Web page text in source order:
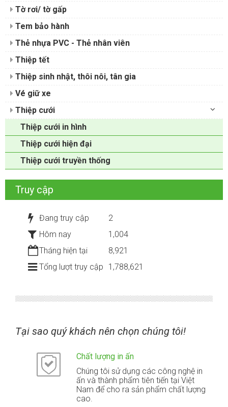
Tờ rơi/ tờ gấp
Tem bảo hành
Thẻ nhựa PVC - Thẻ nhân viên
Thiệp tết
Thiệp sinh nhật, thôi nôi, tân gia
Vé giữ xe
Thiệp cưới
Thiệp cưới in hình
Thiệp cưới hiện đại
Thiệp cưới truyền thống
Truy cập
Đang truy cập
2
Hôm nay
1,004
Tháng hiện tại
8,921
Tổng lượt truy cập
1,788,621
Tại sao quý khách nên chọn chúng tôi!
Chất lượng in ấn
Chúng tôi sử dụng các công nghệ in
ấn và thành phẩm tiên tiến tại Việt
Nam để cho ra sản phẩm chất lượng
cao.